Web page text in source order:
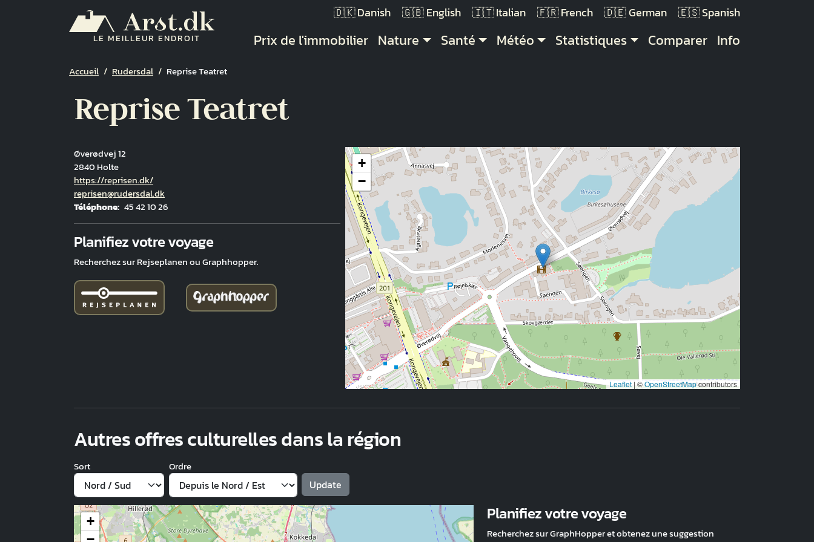
LE MEILLEUR ENDROIT
Danish English Italian French German Spanish
Navigation principale
Prix de l'immobilier Nature Santé Météo Statistiques Comparer Info
Fil d'Ariane
Accueil Rudersdal Reprise Teatret
Reprise Teatret
Øverødvej 12
2840 Holte
Hjemmeside
https://reprisen.dk/
Courriel
reprisen@rudersdal.dk
Téléphone 45 42 10 26
Planifiez votre voyage
Recherchez sur Rejseplanen ou Graphhopper.
+
−
Leaflet | ©OpenStreetMapcontributors
Autres offres culturelles dans la région
Sort Ordre
+
Planifiez votre voyage
Recherchez sur GraphHopper et obtenez une suggestion